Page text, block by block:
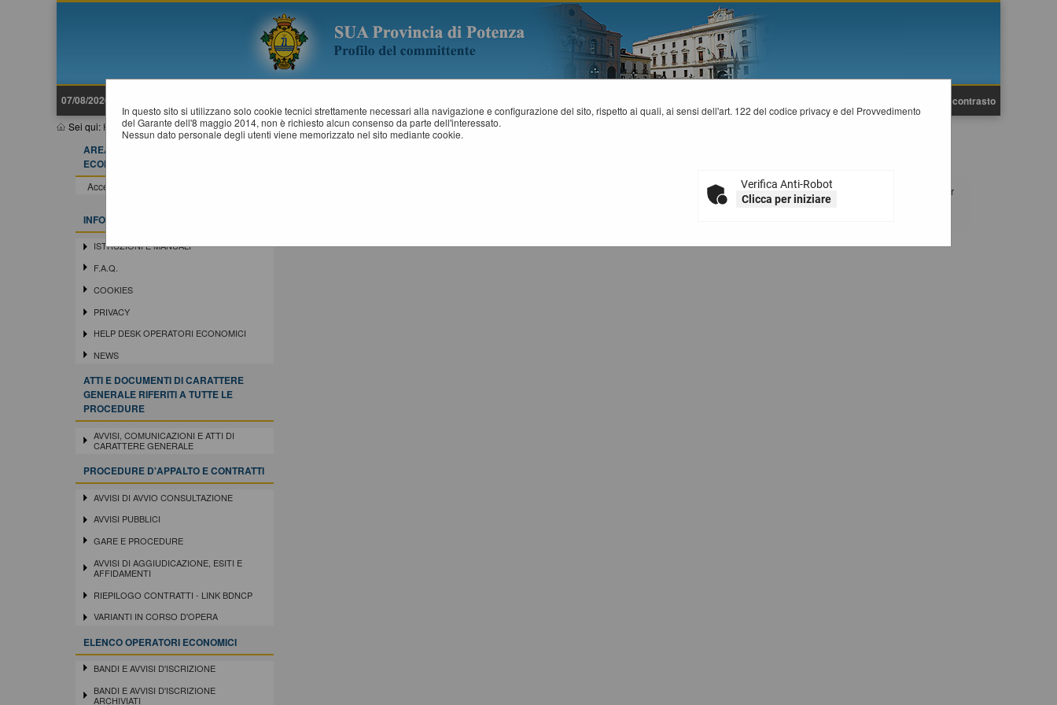
07/08/2026 12:21 Alto contrasto
Sei qui: Home»Procedure fino al 31/12/2023»Prospetti annuali (art. 1 c. 32 L.190 de...
In questo sito si utilizzano solo cookie tecnici strettamente necessari alla navigazione e configurazione del sito, rispetto ai quali, ai sensi dell'art. 122 del codice privacy e del Provvedimento
del Garante dell'8 maggio 2014, non è richiesto alcun consenso da parte dell'interessato.
Nessun dato personale degli utenti viene memorizzato nel sito mediante cookie.
Verifica Anti-Robot
Clicca per iniziare
AREA RISERVATA OPERATORE
ECONOMICO
Accedi - Registrati
INFORMAZIONI
ISTRUZIONI E MANUALI
F.A.Q.
COOKIES
PRIVACY
HELP DESK OPERATORI ECONOMICI
NEWS
ATTI E DOCUMENTI DI CARATTERE
GENERALE RIFERITI A TUTTE LE
PROCEDURE
AVVISI, COMUNICAZIONI E ATTI DI
CARATTERE GENERALE
PROCEDURE D'APPALTO E CONTRATTI
AVVISI DI AVVIO CONSULTAZIONE
AVVISI PUBBLICI
GARE E PROCEDURE
AVVISI DI AGGIUDICAZIONE, ESITI E
AFFIDAMENTI
RIEPILOGO CONTRATTI - LINK BDNCP
VARIANTI IN CORSO D'OPERA
ELENCO OPERATORI ECONOMICI
BANDI E AVVISI D'ISCRIZIONE
BANDI E AVVISI D'ISCRIZIONE
ARCHIVIATI
Tabelle riassuntive degli affidamenti di lavori, servizi e forniture (Adempimenti art.1 comma 32 Legge 190/2012). Selezionare l'anno per